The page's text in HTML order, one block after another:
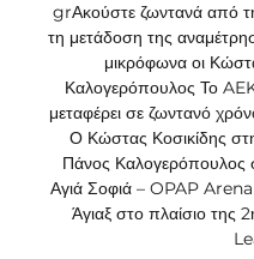
grΑκούστε ζωντανά από
τη μετάδοση της
μικρόφωνα οι
Καλογερόπουλος Το
μεταφέρει σε ζωντανό
Ο Κώστας Κοσικίδης
Πάνος Καλογερόπουλος
Αγιά Σοφιά – OPAP Arena
Άγιαξ στο πλαίσιο της